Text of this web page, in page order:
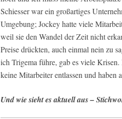
Schiesser war ein großartiges
Umgebung; Jockey hatte viele
weil sie den Wandel der Zeit nicht
Preise drückten, auch einmal nein zu
ich Trigema führe, gab es viele
keine Mitarbeiter entlassen und haben
Und wie sieht es aktuell aus –